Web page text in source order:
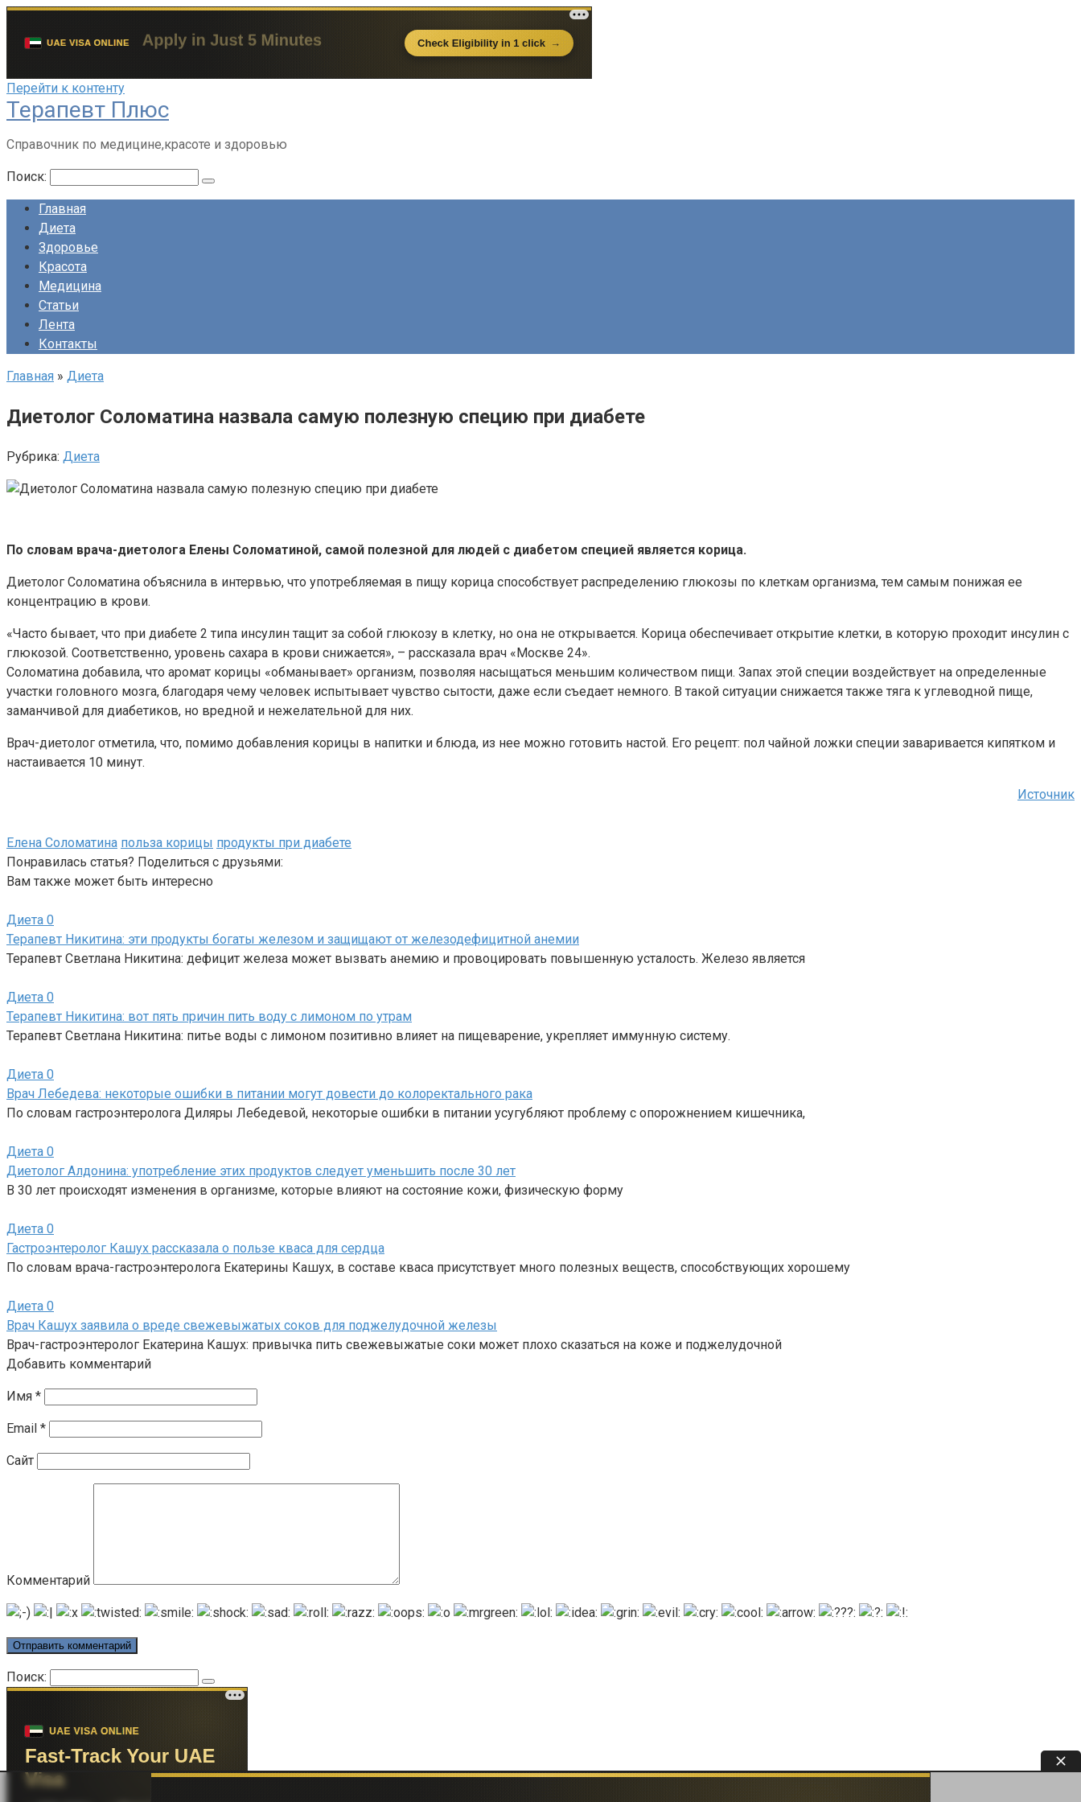
Перейти к контенту
Терапевт Плюс
Справочник по медицине,красоте и здоровью
Поиск:
Главная
Диета
Здоровье
Красота
Медицина
Статьи
Лента
Контакты
Главная » Диета
Диетолог Соломатина назвала самую полезную специю при диабете
Рубрика: Диета
По словам врача-диетолога Елены Соломатиной, самой полезной для людей с диабетом специей является корица.
Диетолог Соломатина объяснила в интервью, что употребляемая в пищу корица способствует распределению глюкозы по клеткам организма, тем самым понижая ее
концентрацию в крови.
«Часто бывает, что при диабете 2 типа инсулин тащит за собой глюкозу в клетку, но она не открывается. Корица обеспечивает открытие клетки, в которую проходит инсулин с
глюкозой. Соответственно, уровень сахара в крови снижается», – рассказала врач «Москве 24».
Соломатина добавила, что аромат корицы «обманывает» организм, позволяя насыщаться меньшим количеством пищи. Запах этой специи воздействует на определенные
участки головного мозга, благодаря чему человек испытывает чувство сытости, даже если съедает немного. В такой ситуации снижается также тяга к углеводной пище,
заманчивой для диабетиков, но вредной и нежелательной для них.
Врач-диетолог отметила, что, помимо добавления корицы в напитки и блюда, из нее можно готовить настой. Его рецепт: пол чайной ложки специи заваривается кипятком и
настаивается 10 минут.
Источник
Елена Соломатина польза корицы продукты при диабете
Понравилась статья? Поделиться с друзьями:
Вам также может быть интересно
Диета 0
Терапевт Никитина: эти продукты богаты железом и защищают от железодефицитной анемии
Терапевт Светлана Никитина: дефицит железа может вызвать анемию и провоцировать повышенную усталость. Железо является
Диета 0
Терапевт Никитина: вот пять причин пить воду с лимоном по утрам
Терапевт Светлана Никитина: питье воды с лимоном позитивно влияет на пищеварение, укрепляет иммунную систему.
Диета 0
Врач Лебедева: некоторые ошибки в питании могут довести до колоректального рака
По словам гастроэнтеролога Диляры Лебедевой, некоторые ошибки в питании усугубляют проблему с опорожнением кишечника,
Диета 0
Диетолог Алдонина: употребление этих продуктов следует уменьшить после 30 лет
В 30 лет происходят изменения в организме, которые влияют на состояние кожи, физическую форму
Диета 0
Гастроэнтеролог Кашух рассказала о пользе кваса для сердца
По словам врача-гастроэнтеролога Екатерины Кашух, в составе кваса присутствует много полезных веществ, способствующих хорошему
Диета 0
Врач Кашух заявила о вреде свежевыжатых соков для поджелудочной железы
Врач-гастроэнтеролог Екатерина Кашух: привычка пить свежевыжатые соки может плохо сказаться на коже и поджелудочной
Добавить комментарий
Имя *
Email *
Сайт
Комментарий
Поиск: